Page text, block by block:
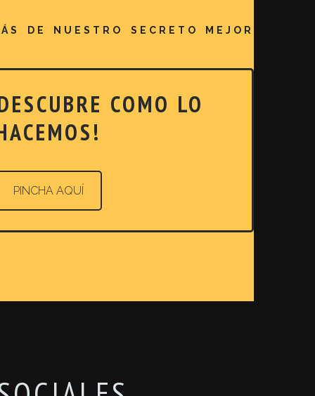
DE NUESTRO SECRETO MEJOR
COMO LO
PINCHA AQUÍ